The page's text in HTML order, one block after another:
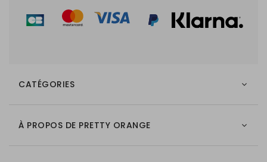
CATÉGORIES
À PROPOS DE PRETTY ORANGE